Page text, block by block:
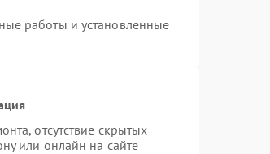
работы и установленные
отсутствие скрытых
или онлайн на сайте